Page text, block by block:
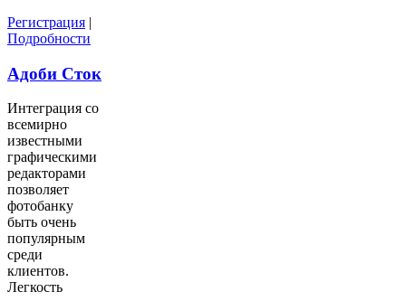
Регистрация |
Подробности
Адоби Сток
Интеграция со
всемирно
известными
графическими
редакторами
позволяет
фотобанку
быть очень
популярным
среди
клиентов.
Легкость